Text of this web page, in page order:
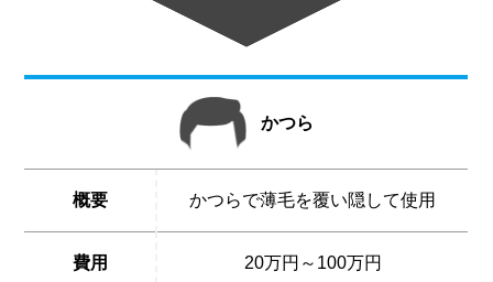
かつら
概要 かつらで薄毛を覆い隠して使用
費用 20万円～100万円